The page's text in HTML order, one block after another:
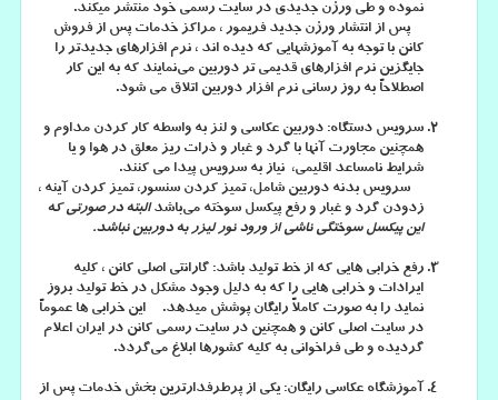
نموده و طی ورژن جدیدی در سایت رسمی خود منتشر میکند.
پس از انتشار ورژن جدید فریمور ، مراکز خدمات پس از فروش
کانن با توجه به آموزشهایی که دیده اند ، نرم افزارهای جدیدتر را
جایگزین نرم افزارهای قدیمی تر دوربین می‌نمایند که به این کار
اصطلاحاً به روز رسانی نرم افزار دوربین اتلاق می شود.
سرویس دستگاه: دوربین عکاسی و لنز به واسطه کار کردن مداوم و
همچنین مجاورت آنها با گرد و غبار و ذرات ریز معلق در هوا و یا
شرایط نامساعد اقلیمی، نیاز به سرویس پیدا می کنند.
سرویس بدنه دوربین شامل، تمیز کردن سنسور، تمیز کردن آینه ،
زدودن گرد و غبار و رفع پیکسل سوخته می‌باشدالبته در صورتی که
این پیکسل سوختگی ناشی از ورود نور لیزر به دوربین نباشد.
رفع خرابی هایی که از خط تولید باشد: گارانتی اصلی کانن ، کلیه
ایرادات و خرابی هایی را که به دلیل وجود مشکل در خط تولید بروز
نماید را به صورت کاملاً رایگان پوشش میدهد. این خرابی ها عموماً
در سایت اصلی کانن و همچنین در سایت رسمی کانن در ایران اعلام
گردیده و طی فراخوانی به کلیه کشورها ابلاغ می‌گردد.
آموزشگاه عکاسی رایگان: یکی از پرطرفدارترین بخش خدمات پس از